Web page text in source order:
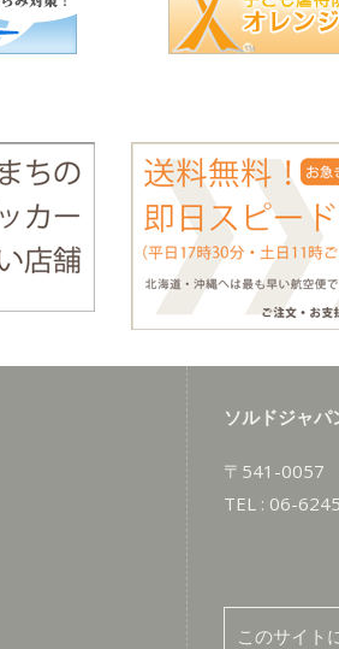
ソルドジャパ
〒541-0057
TEL : 06-
このサイト